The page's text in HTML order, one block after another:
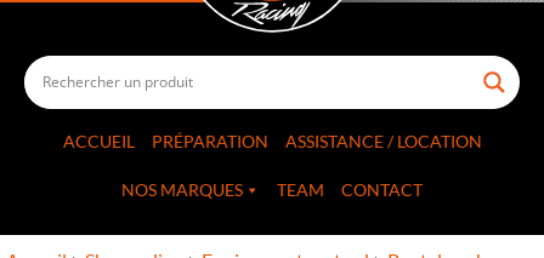
ACCUEIL PRÉPARATION ASSISTANCE / LOCATION
NOS MARQUES TEAM CONTACT